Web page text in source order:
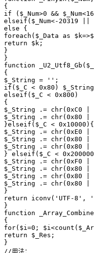
{
if ($_Num>0 &&
elseif($_Num<-20319
else {
foreach($_Data as
return $k;
}
}
function
{
$_String = '';
if($_C < 0x80)
elseif($_C < 0x800)
{
$_String .= chr(0xC0 |
$_String .= chr(0x80 |
}elseif($_C < 0x10000){
$_String .= chr(0xE0 |
$_String .= chr(0x80 |
$_String .= chr(0x80 |
} elseif($_C <
$_String .= chr(0xF0 |
$_String .= chr(0x80 |
$_String .= chr(0x80 |
$_String .= chr(0x80 |
}
return iconv('UTF-8',
}
function
{
for($i=0;
return $_Res;
}
//用法：